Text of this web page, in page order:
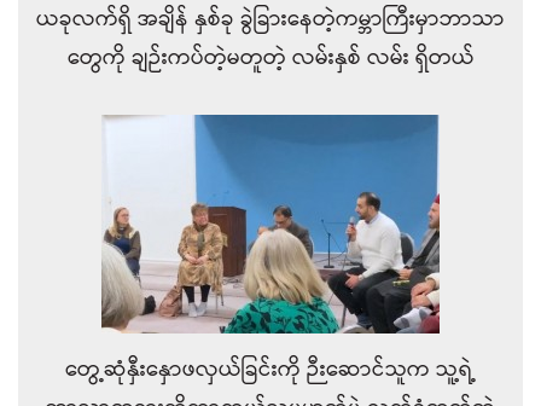
ယခုလက်ရှိ အချိန် နှစ်ခု ခွဲခြားနေတဲ့ကမ္ဘာကြီးမှာဘာသာ
တွေကို ချဉ်းကပ်တဲ့မတူတဲ့ လမ်းနှစ် လမ်း ရှိတယ်
တွေ့ဆုံနှီးနှောဖလှယ်ခြင်းကို ဉီးဆောင်သူက သူ့ရဲ့